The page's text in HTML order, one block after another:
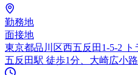
勤務地
面接地
東京都品川区西五反田1-5-2 ト
五反田駅 徒歩1分、大崎広小